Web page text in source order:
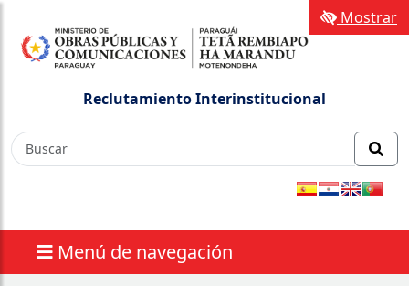
Reclutamiento Interinstitucional
Menú de navegación
Mostrar